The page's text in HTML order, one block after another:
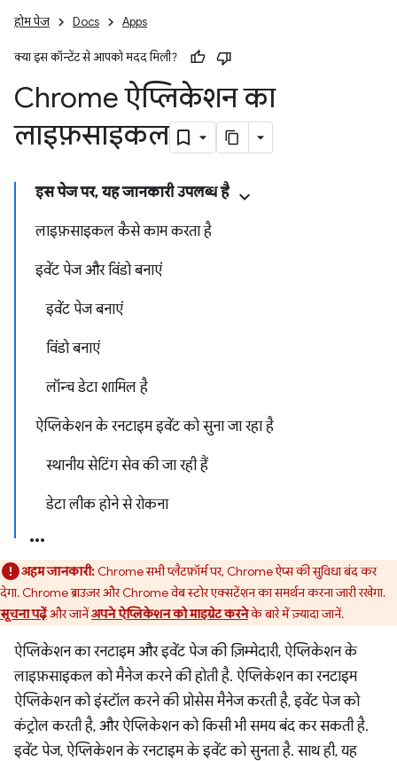
होम पेज Docs Apps
क्या इस कॉन्टेंट से आपको मदद मिली?
Chrome ऐप्लिकेशन का
लाइफ़साइकल
इस पेज पर, यह जानकारी उपलब्ध है
लाइफ़साइकल कैसे काम करता है
इवेंट पेज और विंडो बनाएं
इवेंट पेज बनाएं
विंडो बनाएं
लॉन्च डेटा शामिल है
ऐप्लिकेशन के रनटाइम इवेंट को सुना जा रहा है
स्थानीय सेटिंग सेव की जा रही हैं
डेटा लीक होने से रोकना
अहम जानकारी:Chrome सभी प्लैटफ़ॉर्म पर, Chrome ऐप्स की सुविधा बंद कर
देगा. Chrome ब्राउज़र और Chrome वेब स्टोर एक्सटेंशन का समर्थन करना जारी रखेगा.
सूचना पढ़ेंऔर जानेंअपने ऐप्लिकेशन को माइग्रेट करनेके बारे में ज़्यादा जानें.
ऐप्लिकेशन का रनटाइम और इवेंट पेज की ज़िम्मेदारी, ऐप्लिकेशन के
लाइफ़साइकल को मैनेज करने की होती है. ऐप्लिकेशन का रनटाइम
ऐप्लिकेशन को इंस्टॉल करने की प्रोसेस मैनेज करती है, इवेंट पेज को
कंट्रोल करती है, और ऐप्लिकेशन को किसी भी समय बंद कर सकती है.
इवेंट पेज, ऐप्लिकेशन के रनटाइम के इवेंट को सुनता है. साथ ही, यह